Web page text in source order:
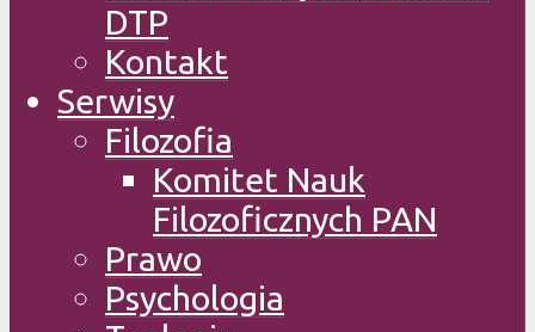
DTP
Kontakt
Serwisy
Filozofia
Komitet Nauk
Filozoficznych PAN
Prawo
Psychologia